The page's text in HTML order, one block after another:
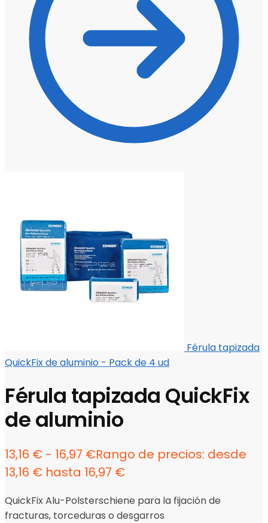
Férula tapizada
QuickFix de aluminio - Pack de 4 ud
Férula tapizada QuickFix
de aluminio
13,16 € - 16,97 €Rango de precios: desde
13,16 € hasta 16,97 €
QuickFix Alu-Polsterschiene para la fijación de
fracturas, torceduras o desgarros